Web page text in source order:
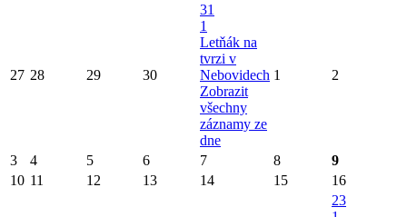
27 28 29 30
31
1
Letňák na
tvrzi v
Nebovidech
Zobrazit
všechny
záznamy ze
dne
1 2
3 4 5 6 7 8
9
10 11 12 13 14 15 16
23